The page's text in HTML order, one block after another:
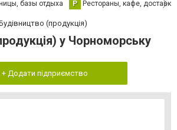
базы отдыха Р Рестораны, кафе,
(продукція)
у Чорноморську
+ Додати підприємство